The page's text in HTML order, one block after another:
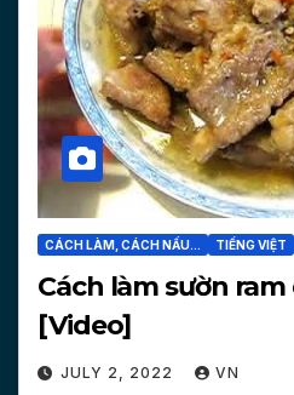
CÁCH LÀM, CÁCH NẤU... TIẾNG VIỆT
Cách làm sườn ram
[Video]
JULY 2, 2022 VN